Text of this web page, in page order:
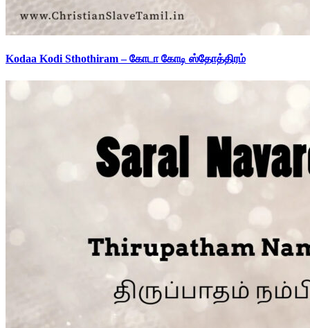
Kodaa Kodi Sthothiram – கோடா கோடி ஸ்தோத்திரம்